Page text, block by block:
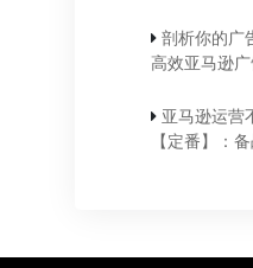
剖析你的
高效亚马逊
亚马逊运营
【定番】：